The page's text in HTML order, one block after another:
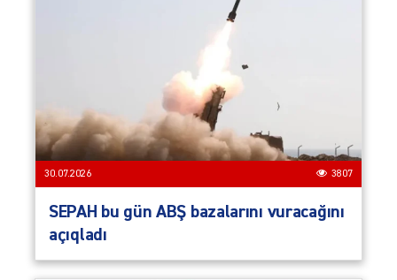
30.07.2026 3807
SEPAH bu gün ABŞ bazalarını vuracağını
açıqladı